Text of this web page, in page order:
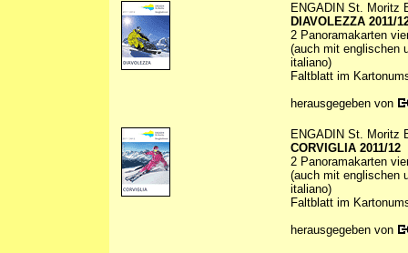
ENGADIN St. Moritz
DIAVOLEZZA 2011/
2 Panoramakarten
(auch mit englischen
italiano)
Faltblatt im
herausgegeben von
ENGADIN St. Moritz
CORVIGLIA 2011/12
2 Panoramakarten
(auch mit englischen
italiano)
Faltblatt im
herausgegeben von